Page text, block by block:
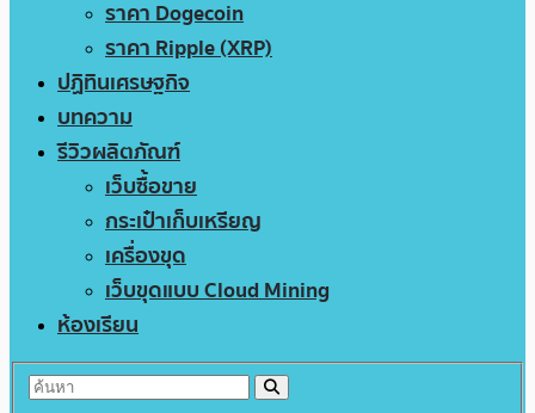
ราคา Dogecoin
ราคา Ripple (XRP)
ปฏิทินเศรษฐกิจ
บทความ
รีวิวผลิตภัณฑ์
เว็บซื้อขาย
กระเป๋าเก็บเหรียญ
เครื่องขุด
เว็บขุดแบบ Cloud Mining
ห้องเรียน